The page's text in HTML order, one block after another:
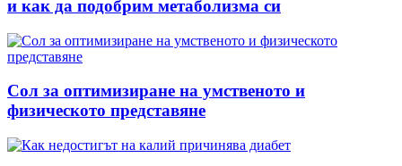
и как да подобрим метаболизма си
Сол за оптимизиране на умственото и
физическото представяне